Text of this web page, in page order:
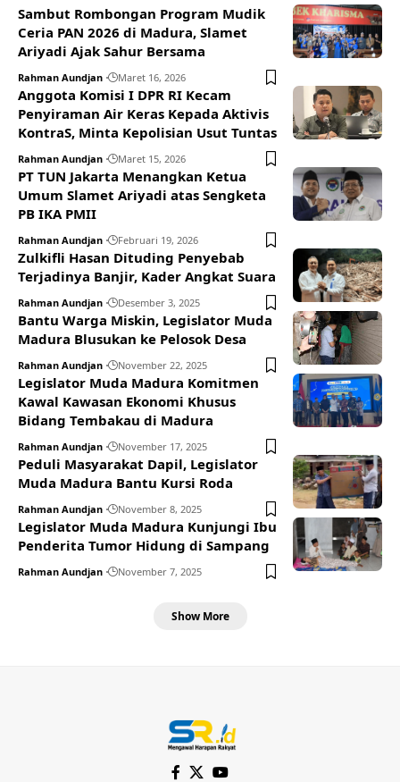
Sambut Rombongan Program Mudik
Ceria PAN 2026 di Madura, Slamet
Ariyadi Ajak Sahur Bersama
Rahman Aundjan Maret 16, 2026
Anggota Komisi I DPR RI Kecam
Penyiraman Air Keras Kepada Aktivis
KontraS, Minta Kepolisian Usut Tuntas
Rahman Aundjan Maret 15, 2026
PT TUN Jakarta Menangkan Ketua
Umum Slamet Ariyadi atas Sengketa
PB IKA PMII
Rahman Aundjan Februari 19, 2026
Zulkifli Hasan Dituding Penyebab
Terjadinya Banjir, Kader Angkat Suara
Rahman Aundjan Desember 3, 2025
Bantu Warga Miskin, Legislator Muda
Madura Blusukan ke Pelosok Desa
Rahman Aundjan November 22, 2025
Legislator Muda Madura Komitmen
Kawal Kawasan Ekonomi Khusus
Bidang Tembakau di Madura
Rahman Aundjan November 17, 2025
Peduli Masyarakat Dapil, Legislator
Muda Madura Bantu Kursi Roda
Rahman Aundjan November 8, 2025
Legislator Muda Madura Kunjungi Ibu
Penderita Tumor Hidung di Sampang
Rahman Aundjan November 7, 2025
Show More